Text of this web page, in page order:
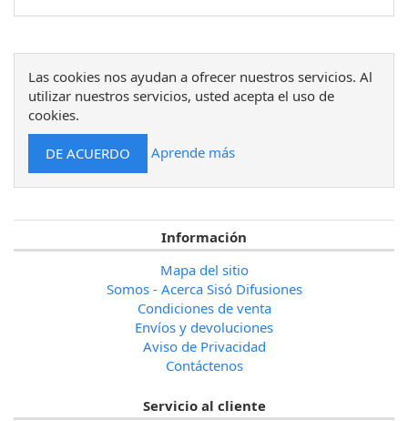
Las cookies nos ayudan a ofrecer nuestros servicios. Al
utilizar nuestros servicios, usted acepta el uso de
cookies.
Aprende más
Información
Mapa del sitio
Somos - Acerca Sisó Difusiones
Condiciones de venta
Envíos y devoluciones
Aviso de Privacidad
Contáctenos
Servicio al cliente